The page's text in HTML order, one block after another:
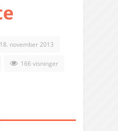
18. november 2013
166 visninger